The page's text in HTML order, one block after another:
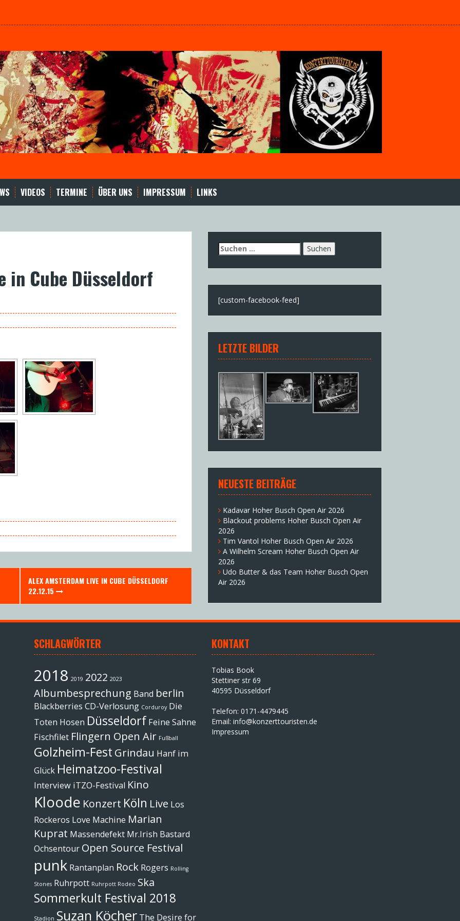
VIDEOS TERMINE ÜBER UNS IMPRESSUM LINKS
in Cube Düsseldorf
ALEX AMSTERDAM LIVE IN CUBE DÜSSELDORF
22.12.15
Suchen
nach:
[custom-facebook-feed]
LETZTE BILDER
NEUESTE BEITRÄGE
Kadavar Hoher Busch Open Air 2026
Blackout problems Hoher Busch Open Air
2026
Tim Vantol Hoher Busch Open Air 2026
A Wilhelm Scream Hoher Busch Open Air
2026
Udo Butter & das Team Hoher Busch Open
Air 2026
SCHLAGWÖRTER
2018 2019 2022 2023
Albumbesprechung Band berlin
Blackberries CD-Verlosung Corduroy Die
Toten Hosen Düsseldorf Feine Sahne
Fischfilet Flingern Open Air Fußball
Golzheim-Fest Grindau Hanf im
Glück Heimatzoo-Festival
Interview iTZO-Festival Kino
Kloode Konzert Köln Live Los
Rockeros Love Machine Marian
Kuprat Massendefekt Mr.Irish Bastard
Ochsentour Open Source Festival
punk Rantanplan Rock Rogers Rolling
Stones Ruhrpott Ruhrpott Rodeo Ska
Sommerkult Festival 2018
Stadion Suzan Köcher The Desire for
KONTAKT
Tobias Book
Stettiner str 69
40595 Düsseldorf
Telefon: 0171-4479445
Email:info@konzerttouristen.de
Impressum